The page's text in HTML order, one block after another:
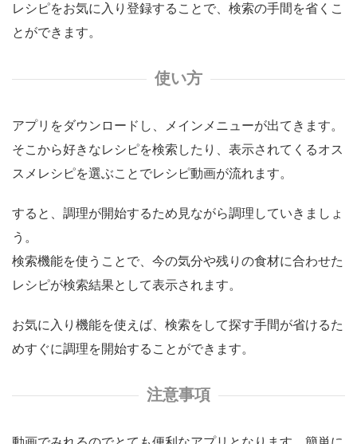
レシピをお気に入り登録することで、検索の手間を省くこ
とができます。
使い方
アプリをダウンロードし、メインメニューが出てきます。
そこから好きなレシピを検索したり、表示されてくるオス
スメレシピを選ぶことでレシピ動画が流れます。
すると、調理が開始するため見ながら調理していきましょ
う。
検索機能を使うことで、今の気分や残りの食材に合わせた
レシピが検索結果として表示されます。
お気に入り機能を使えば、検索をして探す手間が省けるた
めすぐに調理を開始することができます。
注意事項